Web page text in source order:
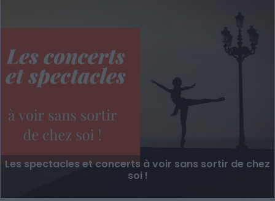
Les spectacles et concerts à voir sans sortir de chez
soi !